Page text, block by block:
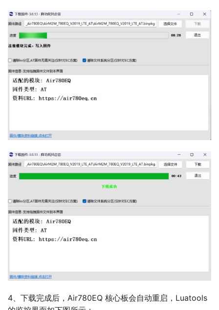
4、下载完成后，Air780EQ 核心板会自动重启，Luatools